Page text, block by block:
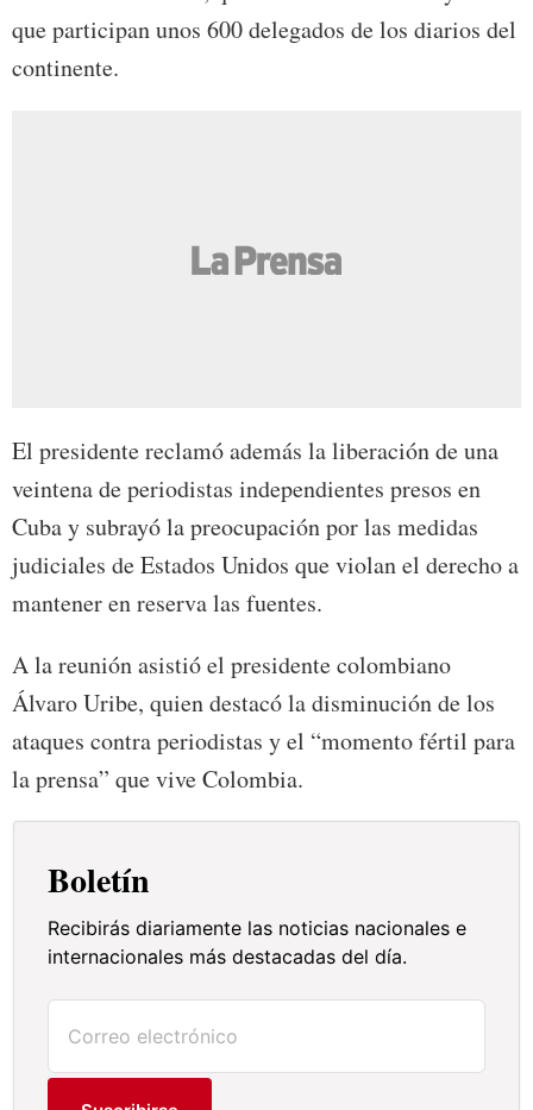
que participan unos 600 delegados de los diarios del
continente.
El presidente reclamó además la liberación de una
veintena de periodistas independientes presos en
Cuba y subrayó la preocupación por las medidas
judiciales de Estados Unidos que violan el derecho a
mantener en reserva las fuentes.
A la reunión asistió el presidente colombiano
Álvaro Uribe, quien destacó la disminución de los
ataques contra periodistas y el “momento fértil para
la prensa” que vive Colombia.
Boletín
Recibirás diariamente las noticias nacionales e
internacionales más destacadas del día.